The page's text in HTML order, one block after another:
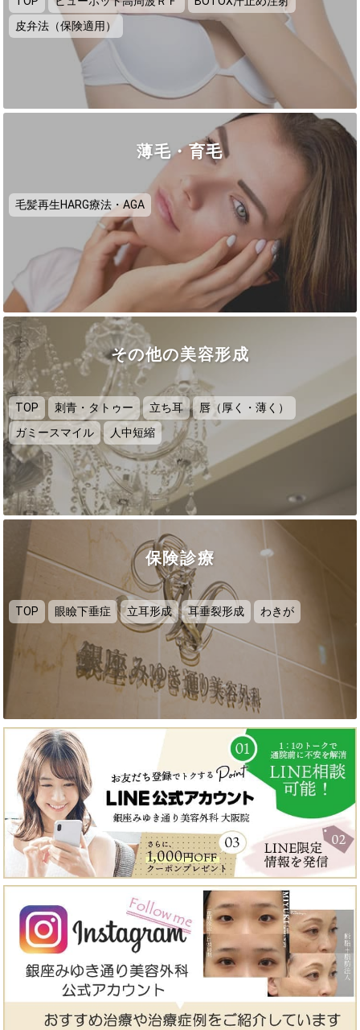
皮弁法（保険適用）
薄毛・育毛
毛髪再生HARG療法・AGA
その他の美容形成
TOP 刺青・タトゥー 立ち耳
唇（厚く・薄く）
ガミースマイル
人中短縮
保険診療
TOP 眼瞼下垂症 立耳形成 耳垂裂形成 わきが